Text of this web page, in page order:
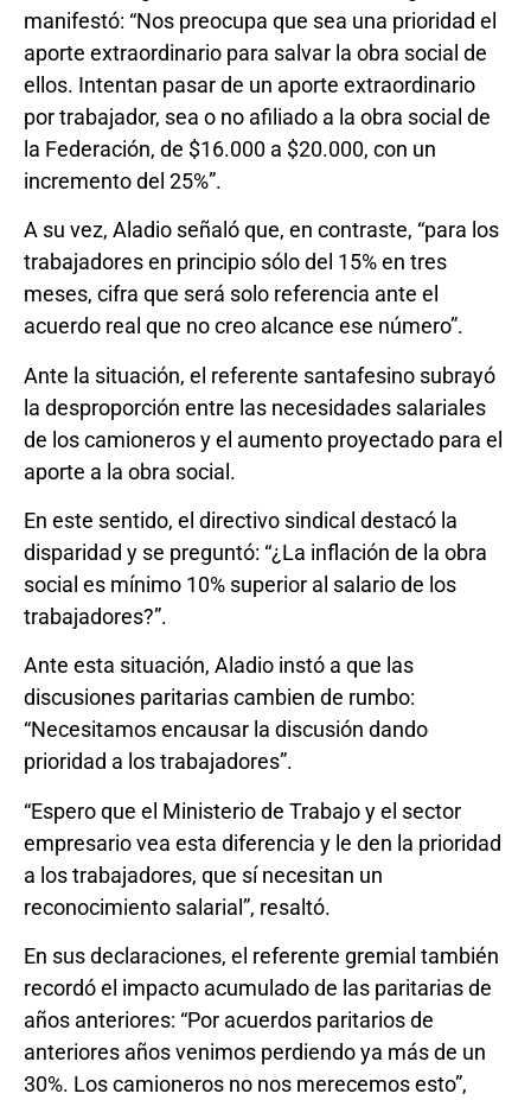
manifestó: “Nos preocupa que sea una prioridad el
aporte extraordinario para salvar la obra social de
ellos. Intentan pasar de un aporte extraordinario
por trabajador, sea o no afiliado a la obra social de
la Federación, de $16.000 a $20.000, con un
incremento del 25%”.
A su vez, Aladio señaló que, en contraste, “para los
trabajadores en principio sólo del 15% en tres
meses, cifra que será solo referencia ante el
acuerdo real que no creo alcance ese número”.
Ante la situación, el referente santafesino subrayó
la desproporción entre las necesidades salariales
de los camioneros y el aumento proyectado para el
aporte a la obra social.
En este sentido, el directivo sindical destacó la
disparidad y se preguntó: “¿La inflación de la obra
social es mínimo 10% superior al salario de los
trabajadores?”.
Ante esta situación, Aladio instó a que las
discusiones paritarias cambien de rumbo:
“Necesitamos encausar la discusión dando
prioridad a los trabajadores”.
“Espero que el Ministerio de Trabajo y el sector
empresario vea esta diferencia y le den la prioridad
a los trabajadores, que sí necesitan un
reconocimiento salarial”, resaltó.
En sus declaraciones, el referente gremial también
recordó el impacto acumulado de las paritarias de
años anteriores: “Por acuerdos paritarios de
anteriores años venimos perdiendo ya más de un
30%. Los camioneros no nos merecemos esto”,